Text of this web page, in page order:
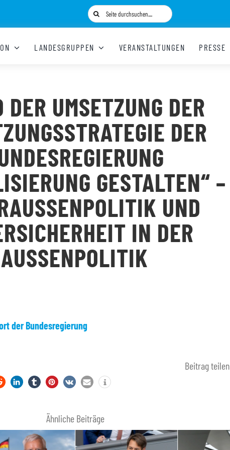
Suche
nach:
LANDESGRUPPEN VERANSTALTUNGEN PRESSE
DER UMSETZUNG DER
DER
GESTALTEN“ –
UND C
IN DER A
USSENPOLITIK
der Bundesregierung
Beitrag teilen
Ähnliche Beiträge